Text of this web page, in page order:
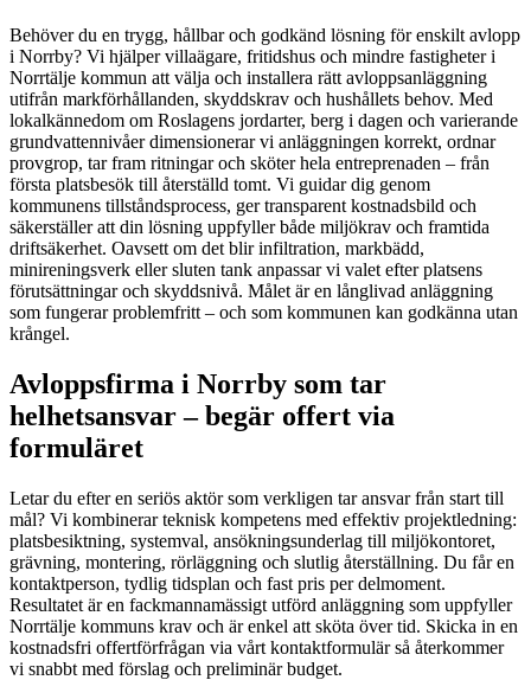
Behöver du en trygg, hållbar och godkänd lösning för enskilt avlopp
i Norrby? Vi hjälper villaägare, fritidshus och mindre fastigheter i
Norrtälje kommun att välja och installera rätt avloppsanläggning
utifrån markförhållanden, skyddskrav och hushållets behov. Med
lokalkännedom om Roslagens jordarter, berg i dagen och varierande
grundvattennivåer dimensionerar vi anläggningen korrekt, ordnar
provgrop, tar fram ritningar och sköter hela entreprenaden – från
första platsbesök till återställd tomt. Vi guidar dig genom
kommunens tillståndsprocess, ger transparent kostnadsbild och
säkerställer att din lösning uppfyller både miljökrav och framtida
driftsäkerhet. Oavsett om det blir infiltration, markbädd,
minireningsverk eller sluten tank anpassar vi valet efter platsens
förutsättningar och skyddsnivå. Målet är en långlivad anläggning
som fungerar problemfritt – och som kommunen kan godkänna utan
krångel.
Avloppsfirma i Norrby som tar
helhetsansvar – begär offert via
formuläret
Letar du efter en seriös aktör som verkligen tar ansvar från start till
mål? Vi kombinerar teknisk kompetens med effektiv projektledning:
platsbesiktning, systemval, ansökningsunderlag till miljökontoret,
grävning, montering, rörläggning och slutlig återställning. Du får en
kontaktperson, tydlig tidsplan och fast pris per delmoment.
Resultatet är en fackmannamässigt utförd anläggning som uppfyller
Norrtälje kommuns krav och är enkel att sköta över tid. Skicka in en
kostnadsfri offertförfrågan via vårt kontaktformulär så återkommer
vi snabbt med förslag och preliminär budget.